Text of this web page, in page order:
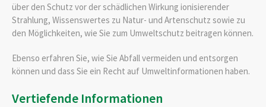
über den Schutz vor der schädlichen Wirkung ionisierender
Strahlung, Wissenswertes zu Natur- und Artenschutz sowie zu
den Möglichkeiten, wie Sie zum Umweltschutz beitragen können.
Ebenso erfahren Sie, wie Sie Abfall vermeiden und entsorgen
können und dass Sie ein Recht auf Umweltinformationen haben.
Vertiefende Informationen